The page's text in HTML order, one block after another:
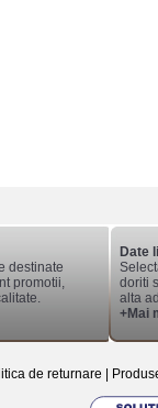
destinate
promotii,
Date
doriti
alta
+Mai
de returnare